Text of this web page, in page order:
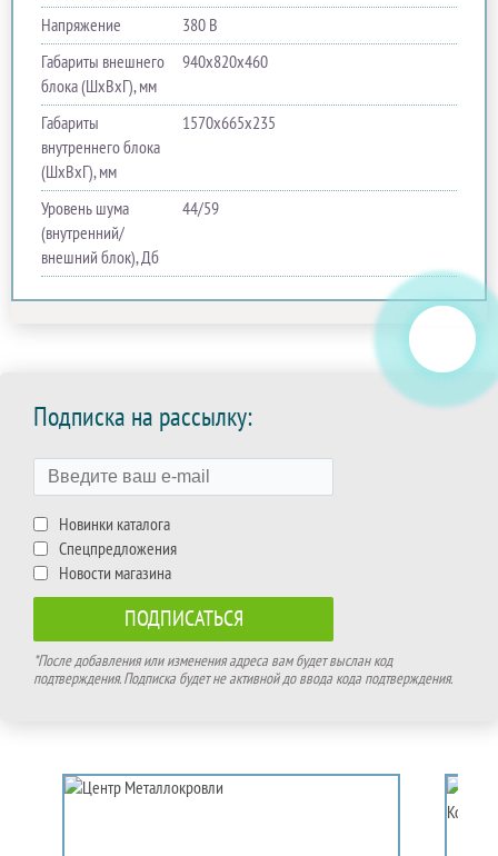
Напряжение
380 В
Габариты внешнего
блока (ШхВхГ), мм
940х820х460
Габариты
внутреннего блока
(ШхВхГ), мм
1570х665х235
Уровень шума
(внутренний/
внешний блок), Дб
44/59
Подписка на рассылку:
Новинки каталога
Спецпредложения
Новости магазина
*После добавления или изменения адреса вам будет выслан код
подтверждения. Подписка будет не активной до ввода кода подтверждения.